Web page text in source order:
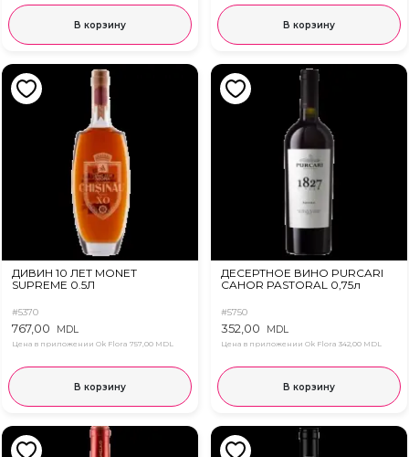
В корзину В корзину
ДИВИН 10 ЛЕТ MONET
SUPREME 0.5Л
#5370
767,00 MDL
Цена в приложении Ok Flora 757,00 MDL
В корзину
ДЕСЕРТНОЕ ВИНО PURCARI
CAHOR PASTORAL 0,75л
#5750
352,00 MDL
Цена в приложении Ok Flora 342,00 MDL
В корзину